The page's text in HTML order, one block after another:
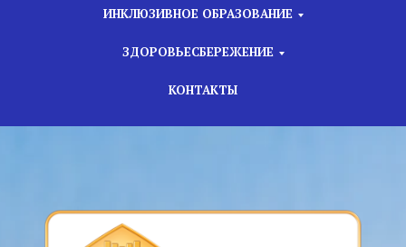
ИНКЛЮЗИВНОЕ ОБРАЗОВАНИЕ
ЗДОРОВЬЕСБЕРЕЖЕНИЕ
КОНТАКТЫ